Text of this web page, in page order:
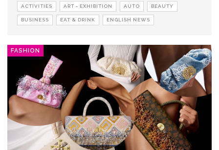
ACTIVITIES ART - EXHIBITION AUTO BEAUTY
BUSINESS EAT & DRINK ENGLISH NEWS
FASHION